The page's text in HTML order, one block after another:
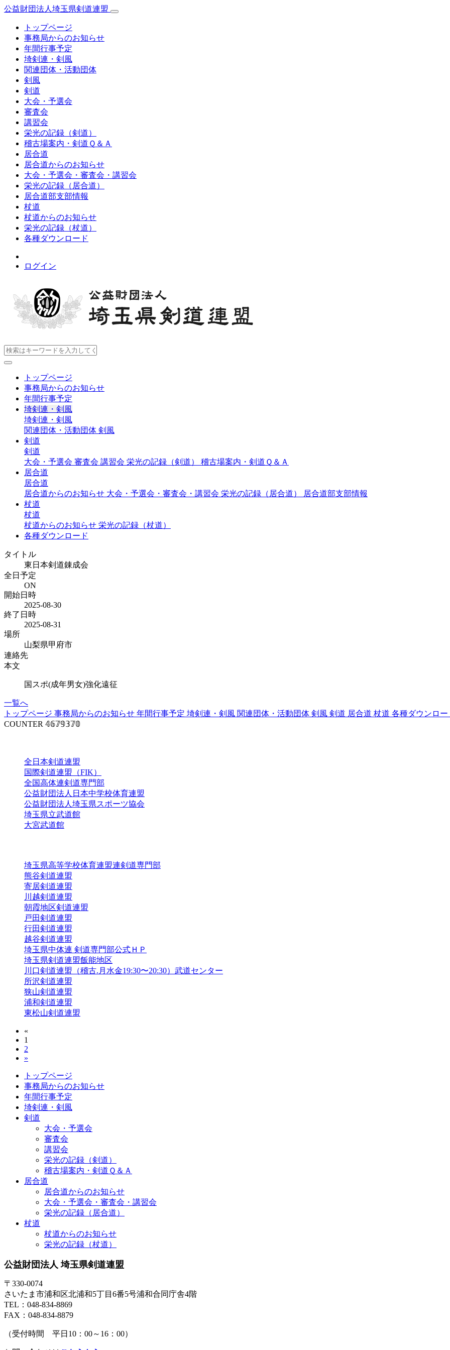
公益財団法人埼玉県剣道連盟
トップページ
事務局からのお知らせ
年間行事予定
埼剣連・剣風
関連団体・活動団体
剣風
剣道
大会・予選会
審査会
講習会
栄光の記録（剣道）
稽古場案内・剣道Ｑ＆Ａ
居合道
居合道からのお知らせ
大会・予選会・審査会・講習会
栄光の記録（居合道）
居合道部支部情報
杖道
杖道からのお知らせ
栄光の記録（杖道）
各種ダウンロード
ログイン
トップページ
事務局からのお知らせ
年間行事予定
埼剣連・剣風
埼剣連・剣風
関連団体・活動団体 剣風
剣道
剣道
大会・予選会 審査会 講習会 栄光の記録（剣道） 稽古場案内・剣道Ｑ＆Ａ
居合道
居合道
居合道からのお知らせ 大会・予選会・審査会・講習会 栄光の記録（居合道）
居合道部支部情報
杖道
杖道
杖道からのお知らせ 栄光の記録（杖道）
各種ダウンロード
タイトル
東日本剣道錬成会
全日予定
ON
開始日時
2025-08-30
終了日時
2025-08-31
場所
山梨県甲府市
連絡先
本文
国スポ(成年男女)強化遠征
一覧へ
トップページ 事務局からのお知らせ 年間行事予定 埼剣連・剣風 関連団体・活動団体 剣風 剣道 居合道 杖道 各種ダウンロー
COUNTER 𝟜𝟞𝟟𝟡𝟛𝟟𝟘
全日本剣道連盟
国際剣道連盟（FIK）
全国高体連剣道専門部
公益財団法人日本中学校体育連盟
公益財団法人埼玉県スポーツ協会
埼玉県立武道館
大宮武道館
埼玉県高等学校体育連盟連剣道専門部
熊谷剣道連盟
寄居剣道連盟
川越剣道連盟
朝霞地区剣道連盟
戸田剣道連盟
行田剣道連盟
越谷剣道連盟
埼玉県中体連 剣道専門部公式ＨＰ
埼玉県剣道連盟飯能地区
川口剣道連盟（稽古.月水金19:30〜20:30）武道センター
所沢剣道連盟
狭山剣道連盟
浦和剣道連盟
東松山剣道連盟
«
1
2
»
トップページ
事務局からのお知らせ
年間行事予定
埼剣連・剣風
剣道
大会・予選会
審査会
講習会
栄光の記録（剣道）
稽古場案内・剣道Ｑ＆Ａ
居合道
居合道からのお知らせ
大会・予選会・審査会・講習会
栄光の記録（居合道）
杖道
杖道からのお知らせ
栄光の記録（杖道）
公益財団法人 埼玉県剣道連盟
〒330-0074
さいたま市浦和区北浦和5丁目6番5号浦和合同庁舎4階
TEL：048-834-8869
FAX：048-834-8879
（受付時間 平日10：00～16：00）